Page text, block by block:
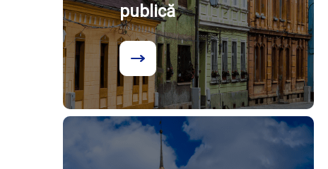
publică